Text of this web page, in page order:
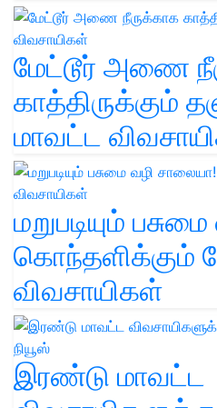
மேட்டூர் அணை
காத்திருக்கும்
மாவட்ட
மறுபடியும்
கொந்தளிக்கும்
விவசாயிகள்
இரண்டு மாவட்ட